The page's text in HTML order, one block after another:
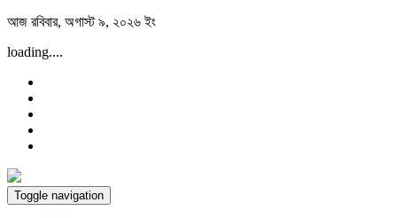
Skip
content
আজ রবিবার, অগাস্ট ৯, ২০২৬ ইং
loading....
Toggle navigation